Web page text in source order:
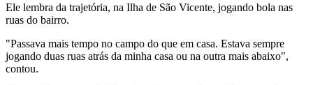
Ele lembra da trajetória, na Ilha de São Vicente, jogando bola nas
ruas do bairro.
"Passava mais tempo no campo do que em casa. Estava sempre
jogando duas ruas atrás da minha casa ou na outra mais abaixo",
contou.